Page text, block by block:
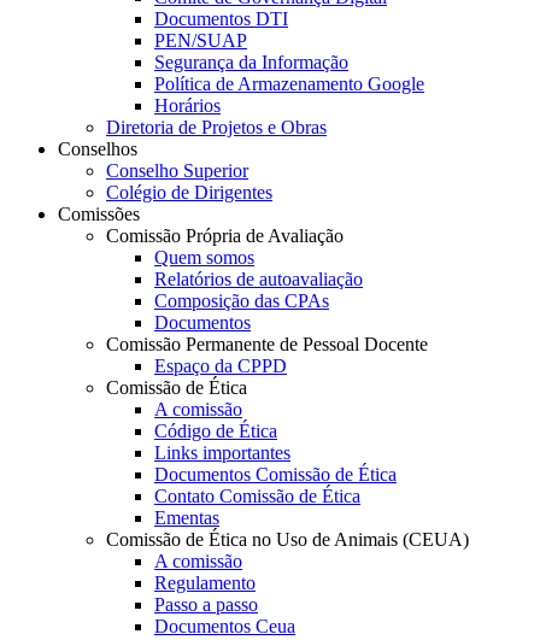
Documentos DTI
PEN/SUAP
Segurança da Informação
Política de Armazenamento Google
Horários
Diretoria de Projetos e Obras
Conselhos
Conselho Superior
Colégio de Dirigentes
Comissões
Comissão Própria de Avaliação
Quem somos
Relatórios de autoavaliação
Composição das CPAs
Documentos
Comissão Permanente de Pessoal Docente
Espaço da CPPD
Comissão de Ética
A comissão
Código de Ética
Links importantes
Documentos Comissão de Ética
Contato Comissão de Ética
Ementas
Comissão de Ética no Uso de Animais (CEUA)
A comissão
Regulamento
Passo a passo
Documentos Ceua